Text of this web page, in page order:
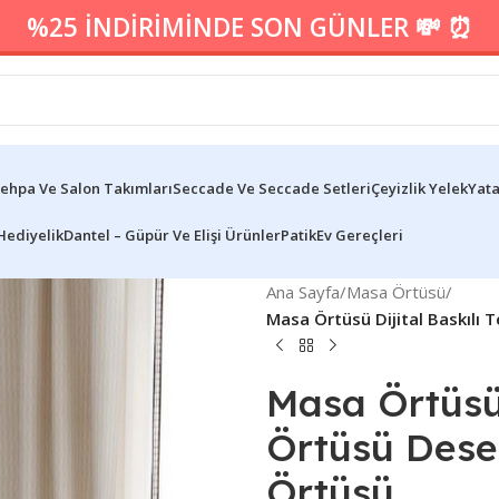
%25 İNDİRİMİNDE SON GÜNLER 💸 ⏰
Ve Salon TakımlarıSeccade Ve Seccade SetleriÇeyizlik Yelek
Dantel – Güpür Ve Elişi ÜrünlerPatikEv Gereçleri
Ana Sayfa/Masa Örtüsü/
Masa Örtüsü Dijital Baskılı
Masa
Örtüsü